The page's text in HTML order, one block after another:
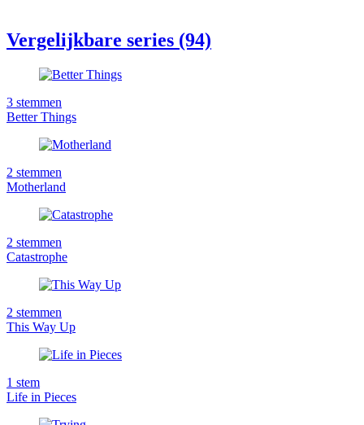
Vergelijkbare series (94)
3 stemmen
Better Things
2 stemmen
Motherland
2 stemmen
Catastrophe
2 stemmen
This Way Up
1 stem
Life in Pieces